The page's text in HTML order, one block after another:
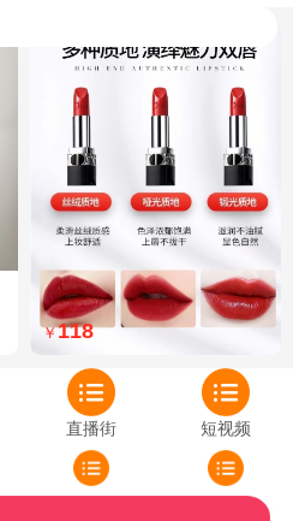
Dior迪奥全新烈艳蓝金口红品
牌授权经典藤格纹饰带丝绒质
地999色号传奇红唇哑光 哑光
￥118
直播街 短视频